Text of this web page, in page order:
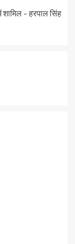
– हरपाल सिंह